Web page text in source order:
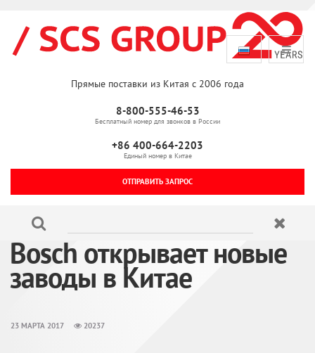
Прямые поставки из Китая с 2006 года
8-800-555-46-53
Бесплатный номер для звонков в России
+86 400-664-2203
Единый номер в Китае
ОТПРАВИТЬ ЗАПРОС
Bosch открывает новые
заводы в Китае
23 МАРТА 2017 20237